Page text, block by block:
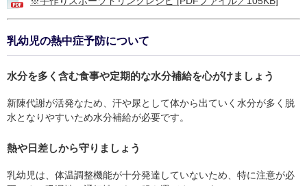
乳幼児の熱中症予防について
水分を多く含む食事や定期的な水分補給を心がけましょう
新陳代謝が活発なため、汗や尿として体から出ていく水分が多く脱
水となりやすいため水分補給が必要です。
熱や日差しから守りましょう
乳幼児は、体温調整機能が十分発達していないため、特に注意が必